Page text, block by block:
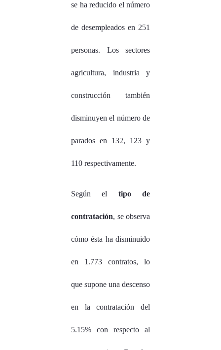
se ha reducido el número
de desempleados en 251
personas. Los sectores
agricultura, industria y
construcción también
disminuyen el número de
parados en 132, 123 y
110 respectivamente.
Según el tipo de
contratación, se observa
cómo ésta ha disminuido
en 1.773 contratos, lo
que supone una descenso
en la contratación del
5.15% con respecto al